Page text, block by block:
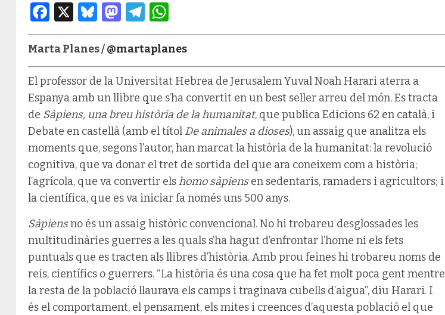
Facebook
X Bluesky
Mastodon
Telegram
Marta Planes /@martaplanes
El professor de la Universitat Hebrea de Jerusalem Yuval Noah Harari aterra a
Espanya amb un llibre que s’ha convertit en un best seller arreu del món. Es tracta
de Sàpiens, una breu història de la humanitat, que publica Edicions 62 en català, i
Debate en castellà (amb el títol De animales a dioses), un assaig que analitza els
moments que, segons l’autor, han marcat la història de la humanitat: la revolució
cognitiva, que va donar el tret de sortida del que ara coneixem com a història;
l’agrícola, que va convertir elshomo sàpiensen sedentaris, ramaders i agricultors; i
la científica, que es va iniciar fa només uns 500 anys.
Sàpiensno és un assaig històric convencional. No hi trobareu desglossades les
multitudinàries guerres a les quals s’ha hagut d’enfrontar l’home ni els fets
puntuals que es tracten als llibres d’història. Amb prou feines hi trobareu noms de
reis, científics o guerrers. “La història és una cosa que ha fet molt poca gent mentre
la resta de la població llaurava els camps i traginava cubells d’aigua”, diu Harari. I
és el comportament, el pensament, els mites i creences d’aquesta població el que